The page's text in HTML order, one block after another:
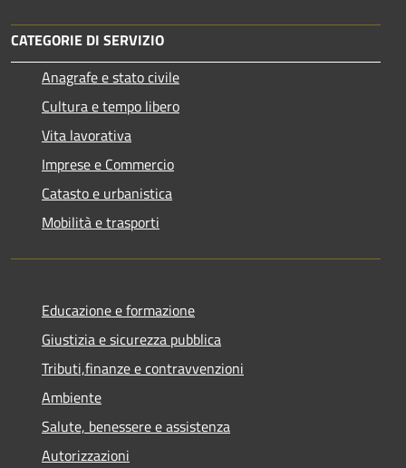
CATEGORIE DI SERVIZIO
Anagrafe e stato civile
Cultura e tempo libero
Vita lavorativa
Imprese e Commercio
Catasto e urbanistica
Mobilità e trasporti
Educazione e formazione
Giustizia e sicurezza pubblica
Tributi,finanze e contravvenzioni
Ambiente
Salute, benessere e assistenza
Autorizzazioni